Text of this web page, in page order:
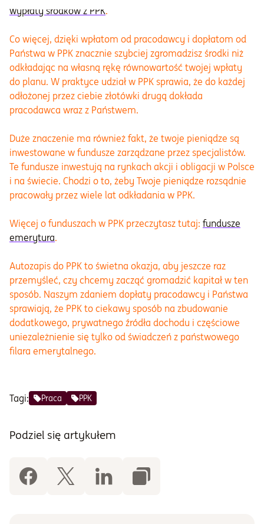
wypłaty środków z PPK.
Co więcej, dzięki wpłatom od pracodawcy i dopłatom od
Państwa w PPK znacznie szybciej zgromadzisz środki niż
odkładając na własną rękę równowartość twojej wpłaty
do planu. W praktyce udział w PPK sprawia, że do każdej
odłożonej przez ciebie złotówki drugą dokłada
pracodawca wraz z Państwem.
Duże znaczenie ma również fakt, że twoje pieniądze są
inwestowane w fundusze zarządzane przez specjalistów.
Te fundusze inwestują na rynkach akcji i obligacji w Polsce
i na świecie. Chodzi o to, żeby Twoje pieniądze rozsądnie
pracowały przez wiele lat odkładania w PPK.
Więcej o funduszach w PPK przeczytasz tutaj: fundusze
emerytura.
Autozapis do PPK to świetna okazja, aby jeszcze raz
przemyśleć, czy chcemy zacząć gromadzić kapitał w ten
sposób. Naszym zdaniem dopłaty pracodawcy i Państwa
sprawiają, że PPK to ciekawy sposób na zbudowanie
dodatkowego, prywatnego źródła dochodu i częściowe
uniezależnienie się tylko od świadczeń z państwowego
filara emerytalnego.
Tagi: Praca PPK
Podziel się artykułem